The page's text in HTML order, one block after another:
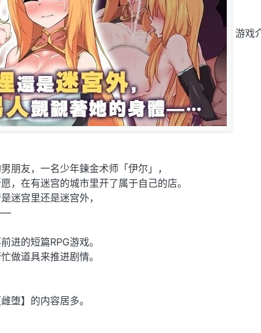
游戏
朋友，一名少年鍊金术师「伊尔」，
，在有迷宫的城市里开了属于自己的店。
迷宫里还是迷宫外，
进的短篇RPG游戏。
做道具来推进剧情。
堕】的内容居多。